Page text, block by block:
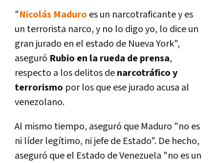
"Nicolás Maduro es un narcotraficante y es
un terrorista narco, y no lo digo yo, lo dice un
gran jurado en el estado de Nueva York",
aseguró Rubio en la rueda de prensa,
respecto a los delitos denarcotráfico y
terrorismo por los que ese jurado acusa al
venezolano.
Al mismo tiempo, aseguró que Maduro "no es
ni líder legítimo, ni jefe de Estado". De hecho,
aseguró que el Estado de Venezuela "no es un